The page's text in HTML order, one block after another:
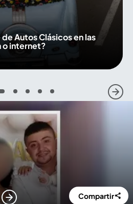
Autos Clásicos en las
o internet?
2 3 4 5
Compartir